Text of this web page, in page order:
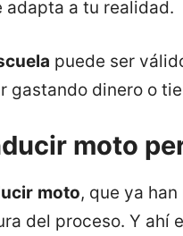
adapta a tu realidad.
puede ser
gastando dinero o
moto
moto, que ya
del proceso. Y ahí